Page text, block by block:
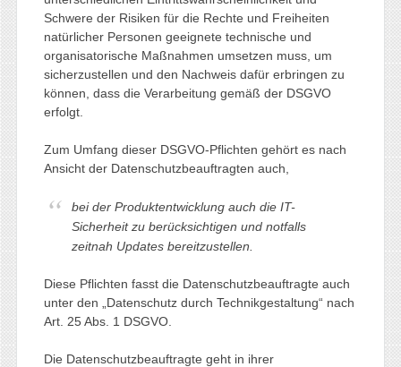
Schwere der Risiken für die Rechte und Freiheiten
natürlicher Personen geeignete technische und
organisatorische Maßnahmen umsetzen muss, um
sicherzustellen und den Nachweis dafür erbringen zu
können, dass die Verarbeitung gemäß der DSGVO
erfolgt.
Zum Umfang dieser DSGVO-Pflichten gehört es nach
Ansicht der Datenschutzbeauftragten auch,
bei der Produktentwicklung auch die IT-
Sicherheit zu berücksichtigen und notfalls
zeitnah Updates bereitzustellen.
Diese Pflichten fasst die Datenschutzbeauftragte auch
unter den „Datenschutz durch Technikgestaltung“ nach
Art. 25 Abs. 1 DSGVO.
Die Datenschutzbeauftragte geht in ihrer